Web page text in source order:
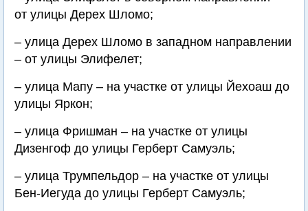
от улицы Дерех Шломо;
– улица Дерех Шломо в западном направлении
– от улицы Элифелет;
– улица Мапу – на участке от улицы Йехоаш до
улицы Яркон;
– улица Фришман – на участке от улицы
Дизенгоф до улицы Герберт Самуэль;
– улица Трумпельдор – на участке от улицы
Бен-Иегуда до улицы Герберт Самуэль;